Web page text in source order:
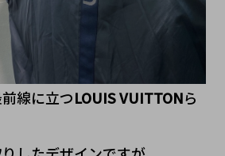
線に立つLOUIS VUITTONら